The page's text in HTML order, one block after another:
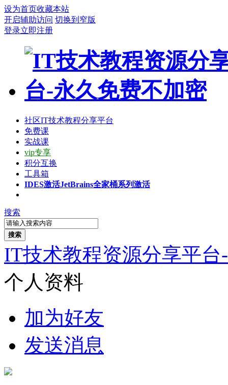
设为首页收藏本站
开启辅助访问 切换到窄版
登录立即注册
社区IT技术教程分享平台
免费课
实战课
vip专享
积分互换
工具箱
IDES激活JetBrains全家桶系列激活
搜索
搜索
IT技术教程资源分享平
个人资料
加为好友
发送消息